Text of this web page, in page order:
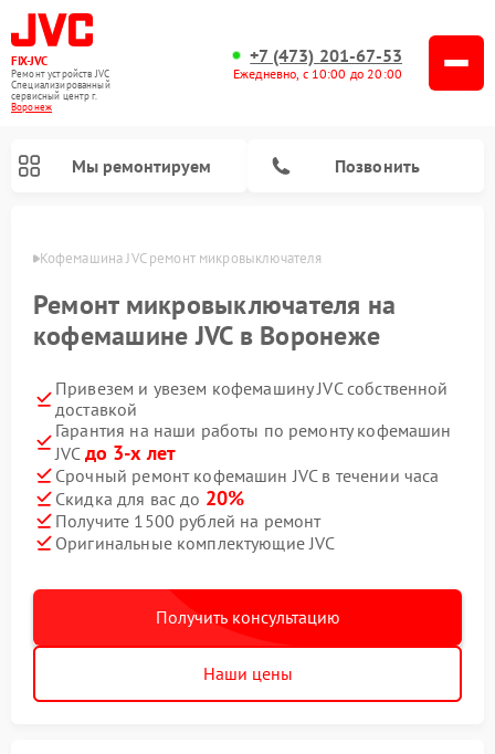
FIX-JVC
Ремонт устройств JVC
Специализированный
cервисный центр г.
Воронеж
+7 (473) 201-67-53
Ежедневно, с 10:00 до 20:00
Мы ремонтируем Позвонить
Кофемашина JVC ремонт микровыключателя
Ремонт микровыключателя на
кофемашине JVC в Воронеже
Привезем и увезем кофемашину JVC собственной
доставкой
Гарантия на наши работы по ремонту кофемашин
JVC до 3-х лет
Срочный ремонт кофемашин JVC в течении часа
Скидка для вас до 20%
Получите 1500 рублей на ремонт
Оригинальные комплектующие JVC
Получить консультацию
Наши цены